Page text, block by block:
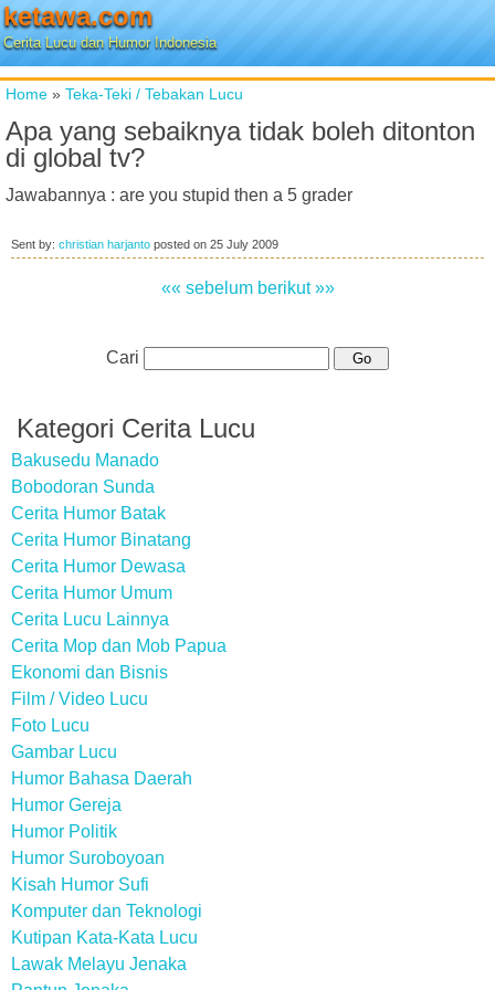
ketawa.com
Cerita Lucu dan Humor Indonesia
Home » Teka-Teki / Tebakan Lucu
Apa yang sebaiknya tidak boleh ditonton
di global tv?
Jawabannya : are you stupid then a 5 grader
Sent by: christian harjanto posted on 25 July 2009
«« sebelum berikut »»
Cari
Kategori Cerita Lucu
Bakusedu Manado
Bobodoran Sunda
Cerita Humor Batak
Cerita Humor Binatang
Cerita Humor Dewasa
Cerita Humor Umum
Cerita Lucu Lainnya
Cerita Mop dan Mob Papua
Ekonomi dan Bisnis
Film / Video Lucu
Foto Lucu
Gambar Lucu
Humor Bahasa Daerah
Humor Gereja
Humor Politik
Humor Suroboyoan
Kisah Humor Sufi
Komputer dan Teknologi
Kutipan Kata-Kata Lucu
Lawak Melayu Jenaka